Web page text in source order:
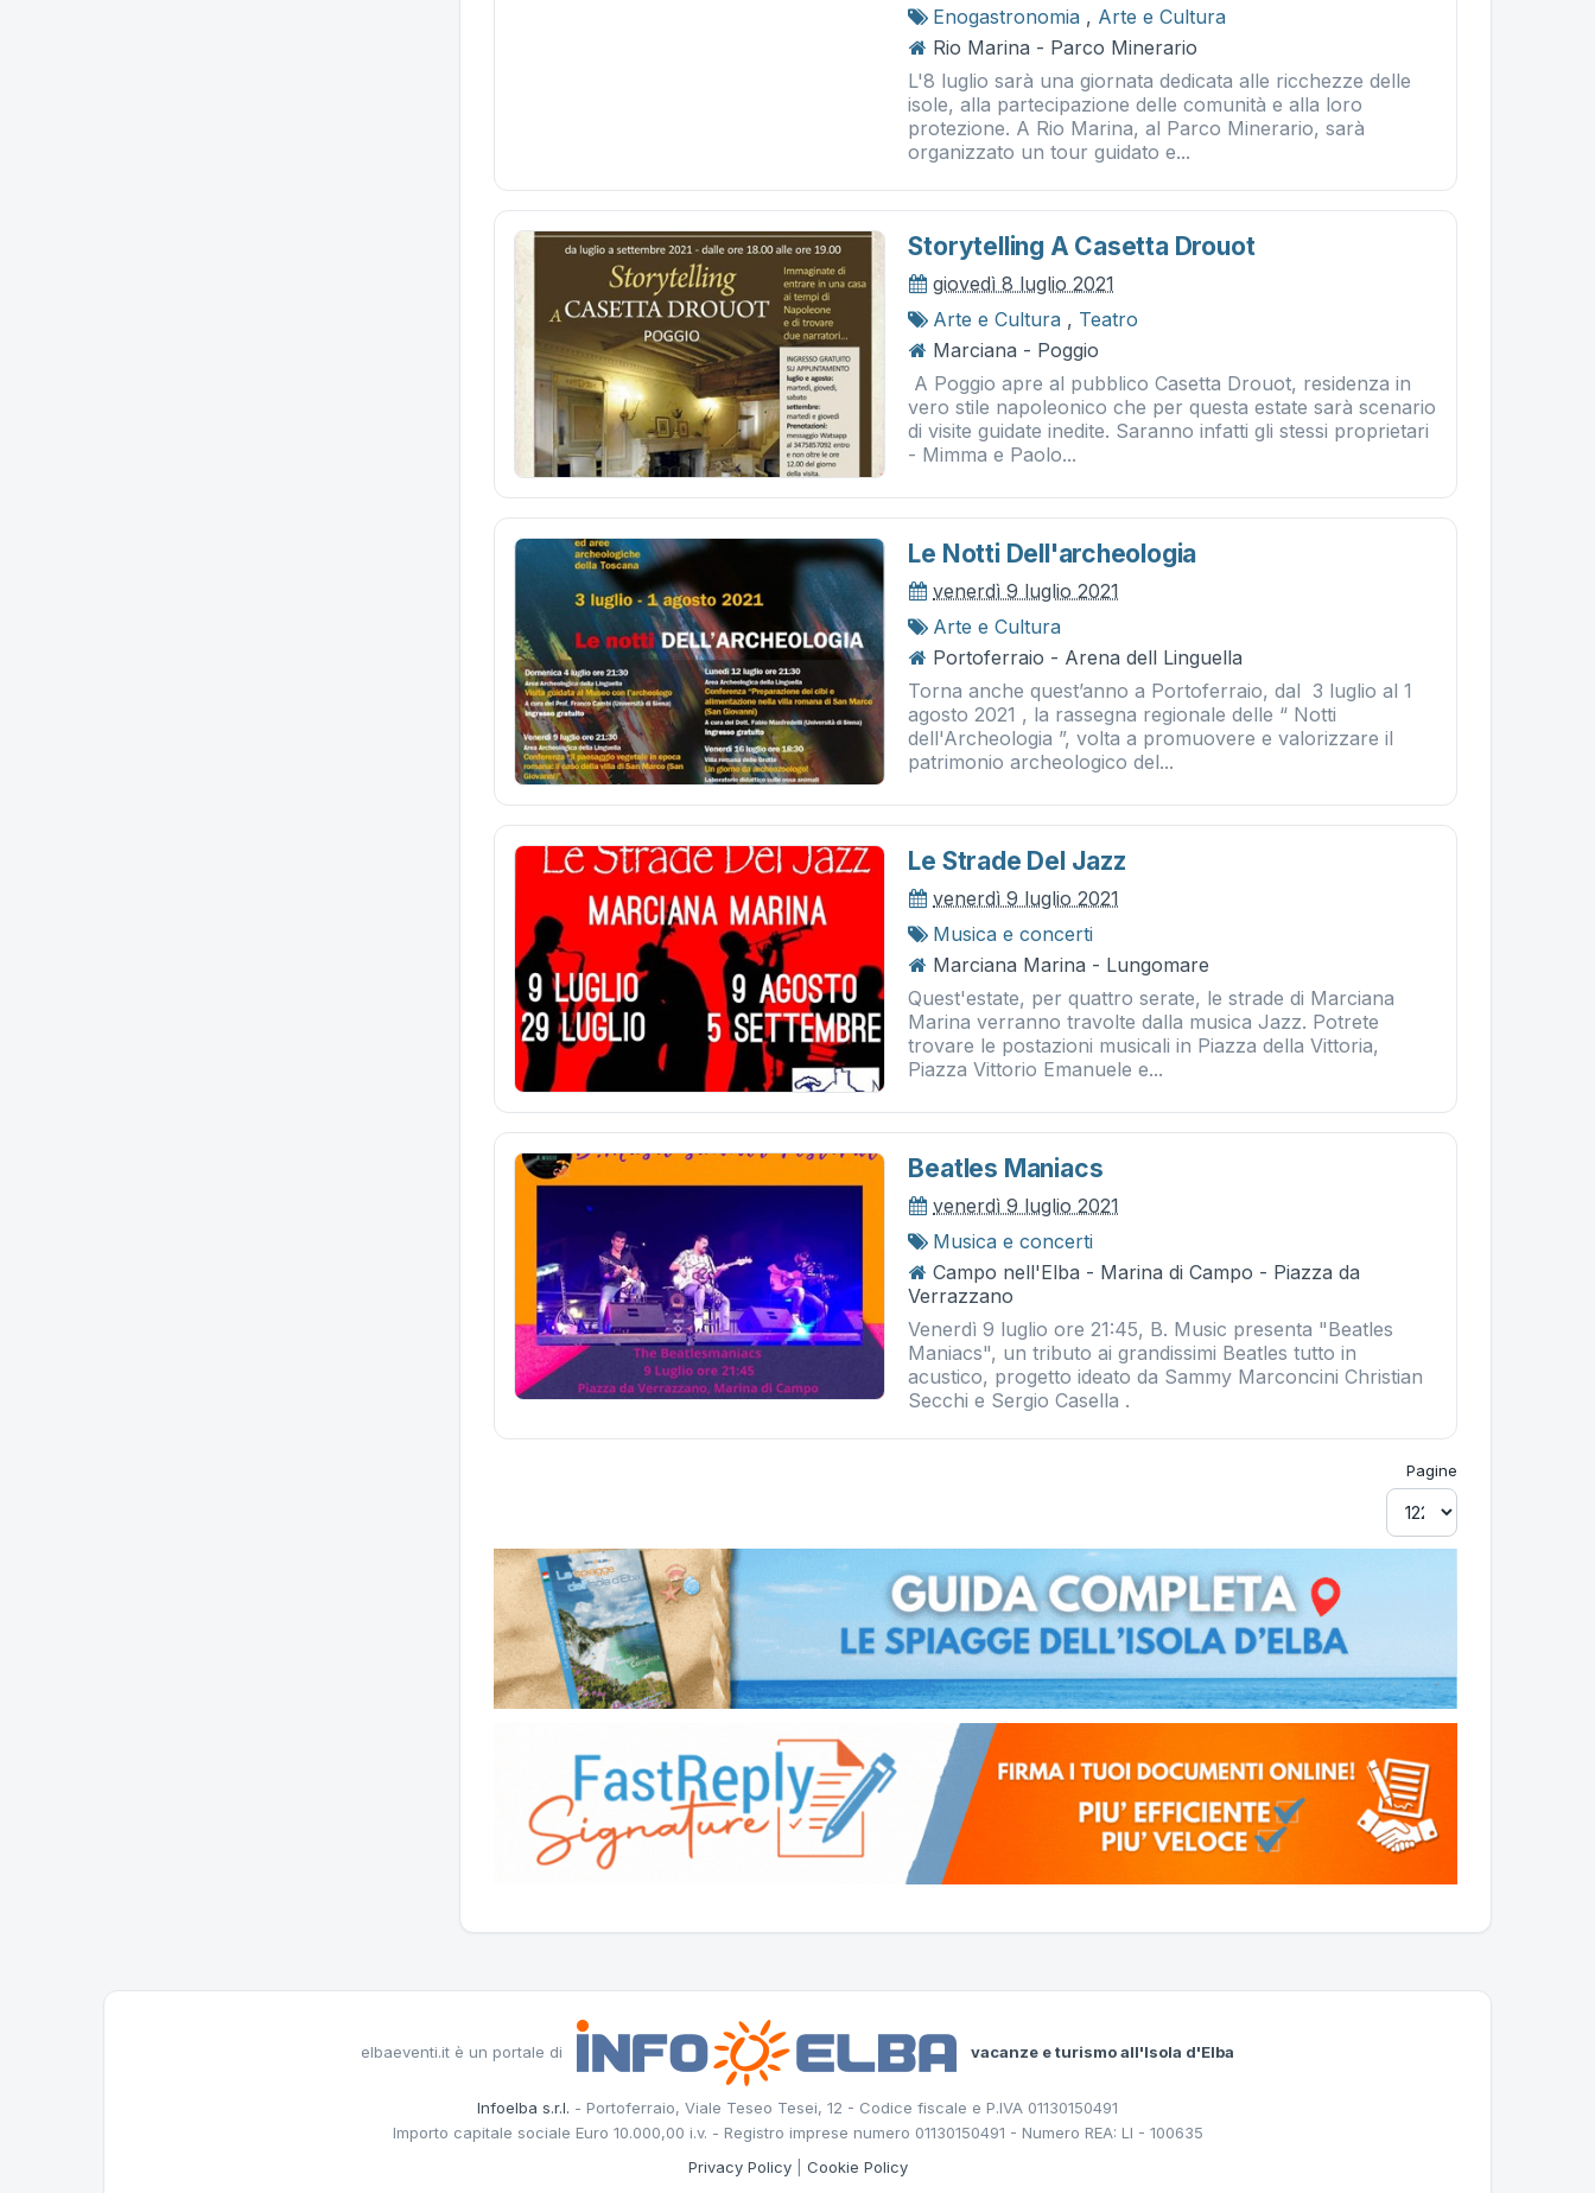
Enogastronomia , Arte e Cultura
Rio Marina - Parco Minerario
L'8 luglio sarà una giornata dedicata alle ricchezze delle
isole, alla partecipazione delle comunità e alla loro
protezione. A Rio Marina, al Parco Minerario, sarà
organizzato un tour guidato e...
Storytelling A Casetta Drouot
giovedì 8 luglio 2021
Arte e Cultura , Teatro
Marciana - Poggio
A Poggio apre al pubblico Casetta Drouot, residenza in
vero stile napoleonico che per questa estate sarà scenario
di visite guidate inedite. Saranno infatti gli stessi proprietari
- Mimma e Paolo...
Le Notti Dell'archeologia
venerdì 9 luglio 2021
Arte e Cultura
Portoferraio - Arena dell Linguella
Torna anche quest’anno a Portoferraio, dal 3 luglio al 1
agosto 2021 , la rassegna regionale delle “ Notti
dell'Archeologia ”, volta a promuovere e valorizzare il
patrimonio archeologico del...
Le Strade Del Jazz
venerdì 9 luglio 2021
Musica e concerti
Marciana Marina - Lungomare
Quest'estate, per quattro serate, le strade di Marciana
Marina verranno travolte dalla musica Jazz. Potrete
trovare le postazioni musicali in Piazza della Vittoria,
Piazza Vittorio Emanuele e...
Beatles Maniacs
venerdì 9 luglio 2021
Musica e concerti
Campo nell'Elba - Marina di Campo - Piazza da
Verrazzano
Venerdì 9 luglio ore 21:45, B. Music presenta "Beatles
Maniacs", un tributo ai grandissimi Beatles tutto in
acustico, progetto ideato da Sammy Marconcini Christian
Secchi e Sergio Casella .
Pagine
elbaeventi.it è un portale di vacanze e turismo all'Isola d'Elba
Infoelba s.r.l. - Portoferraio, Viale Teseo Tesei, 12 - Codice fiscale e P.IVA 01130150491
Importo capitale sociale Euro 10.000,00 i.v. - Registro imprese numero 01130150491 - Numero REA: LI - 100635
Privacy Policy| Cookie Policy